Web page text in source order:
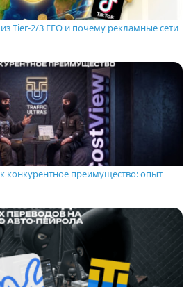
Tier-2/3 ГЕО и почему рекламные сети
конкурентное преимущество: опыт